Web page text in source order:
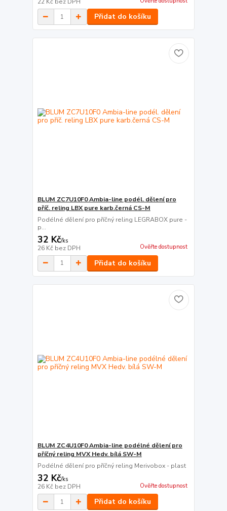
22 Kč bez DPH
Přidat do košíku
BLUM ZC7U10F0 Ambia-line podél. dělení pro
příč. reling LBX pure karb.černá CS-M
Podélné dělení pro příčný reling LEGRABOX pure -
p...
32 Kč/ks
26 Kč bez DPH Ověřte dostupnost
Přidat do košíku
BLUM ZC4U10F0 Ambia-line podélné dělení pro
příčný reling MVX Hedv. bílá SW-M
Podélné dělení pro příčný reling Merivobox - plast
32 Kč/ks
26 Kč bez DPH Ověřte dostupnost
Přidat do košíku